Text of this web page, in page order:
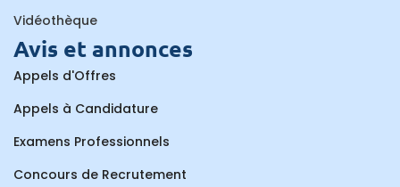
Vidéothèque
Avis et annonces
Appels d'Offres
Appels à Candidature
Examens Professionnels
Concours de Recrutement